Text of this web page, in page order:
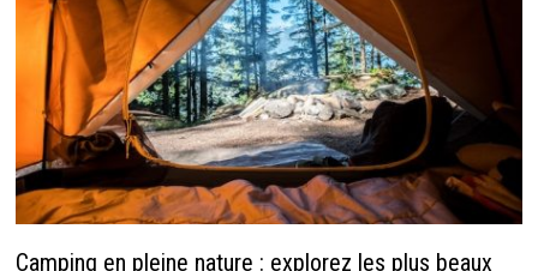
Camping en pleine nature : explorez les plus beaux